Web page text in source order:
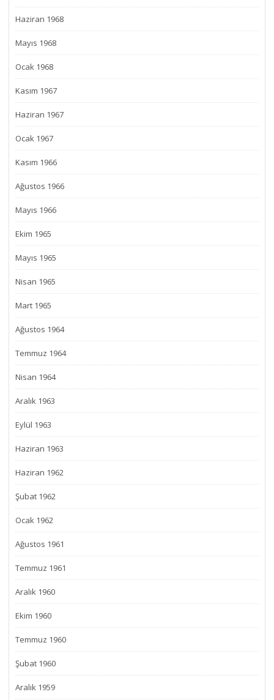
Haziran 1968
Mayıs 1968
Ocak 1968
Kasım 1967
Haziran 1967
Ocak 1967
Kasım 1966
Ağustos 1966
Mayıs 1966
Ekim 1965
Mayıs 1965
Nisan 1965
Mart 1965
Ağustos 1964
Temmuz 1964
Nisan 1964
Aralık 1963
Eylül 1963
Haziran 1963
Haziran 1962
Şubat 1962
Ocak 1962
Ağustos 1961
Temmuz 1961
Aralık 1960
Ekim 1960
Temmuz 1960
Şubat 1960
Aralık 1959